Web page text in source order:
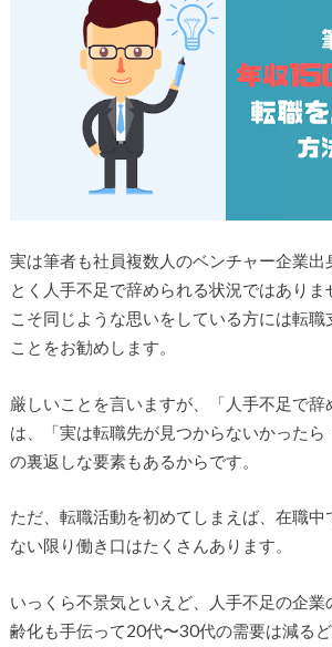
実は筆者も社員複数人のベンチャー企業出
とく人手不足で辞められる状況ではありま
こそ同じような思いをしている方には転職
ことをお勧めします。
厳しいことを言いますが、「人手不足で辞
は、「実は転職先が見つからないかったら
の裏返しな要素もあるからです。
ただ、転職活動を初めてしまえば、在職
ない限り働き口はたくさんあります。
いっくら不景気といえど、人手不足の企業
齢化も手伝って20代〜30代の需要は減る